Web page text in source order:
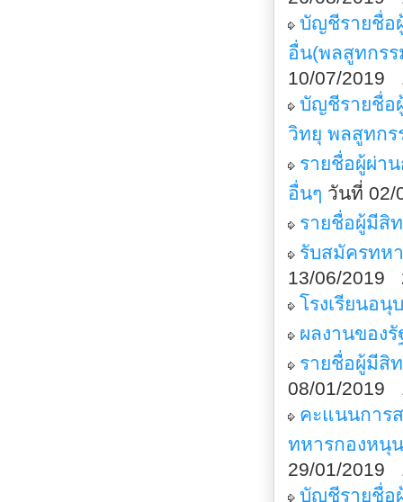
บัญชีรายชื่อ
อื่น(พลสูทกร
10/07/2019
บัญชีรายชื่อ
วิทยุ พลสูทกร
รายชื่อผู้ผ่า
อื่นๆ วันที่ 02/
รายชื่อผู้มีสิ
รับสมัครทห
13/06/2019
โรงเรียนอ
ผลงานของ
รายชื่อผู้มีสิ
08/01/2019
คะแนนการ
ทหารกองหนุ
29/01/2019
บัญชีรายชื่อ